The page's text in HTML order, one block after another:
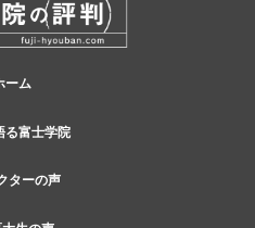
ーム
る富士学院
ターの声